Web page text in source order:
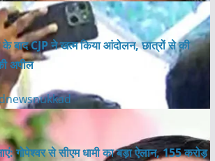
के बाद CJP ने खत्म किया आंदोलन, छात्रों से की
अपील
गोपेश्वर से सीएम धामी का बड़ा ऐलान, 155 करोड़